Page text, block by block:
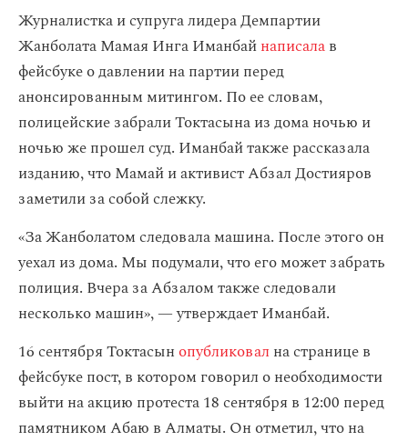
Журналистка и супруга лидера Демпартии
Жанболата Мамая Инга Иманбайнаписалав
фейсбуке о давлении на партии перед
анонсированным митингом. По ее словам,
полицейские забрали Токтасына из дома ночью и
ночью же прошел суд. Иманбай также рассказала
изданию, что Мамай и активист Абзал Достияров
заметили за собой слежку.
«За Жанболатом следовала машина. После этого он
уехал из дома. Мы подумали, что его может забрать
полиция. Вчера за Абзалом также следовали
несколько машин», — утверждает Иманбай.
16 сентября Токтасын опубликовал на странице в
фейсбуке пост, в котором говорил о необходимости
выйти на акцию протеста 18 сентября в 12:00 перед
памятником Абаю в Алматы. Он отметил, что на